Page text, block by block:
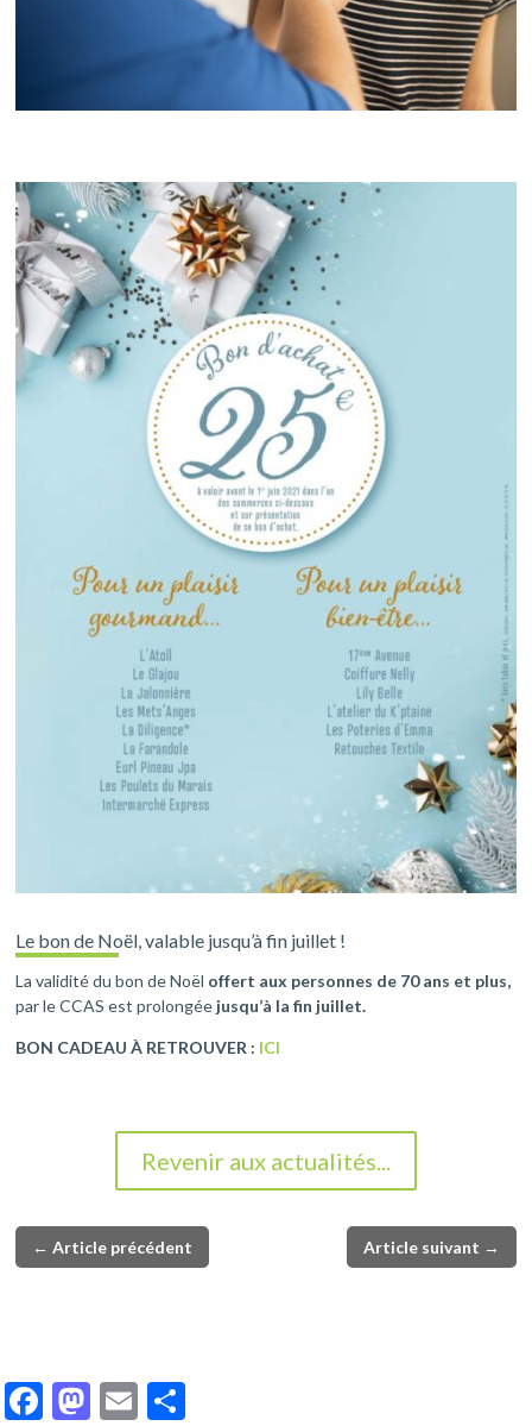
Le bon de Noël, valable jusqu’à fin juillet !
La validité du bon de Noël offert aux personnes de 70 ans et plus,
par le CCAS est prolongée jusqu’à la fin juillet.
BON CADEAU À RETROUVER : ICI
Revenir aux actualités...
←Article précédent Article suivant →
F
M E